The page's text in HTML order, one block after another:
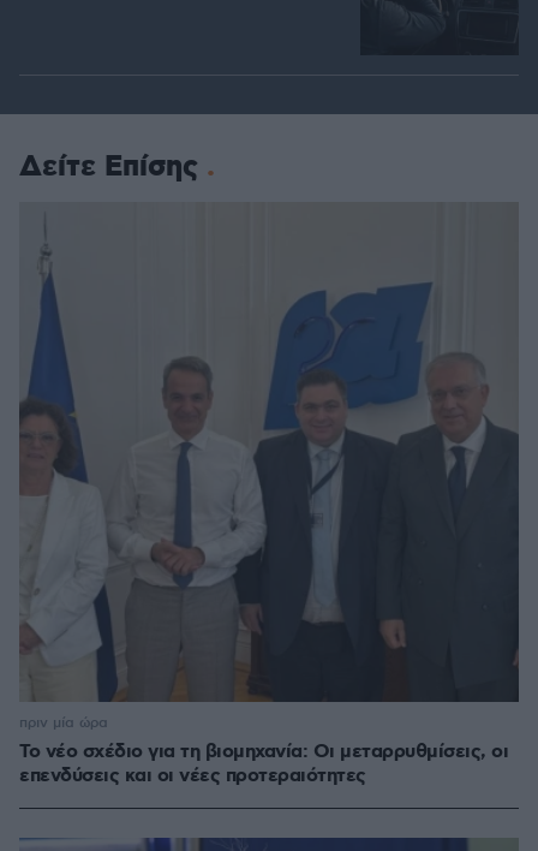
Δείτε Επίσης
Το νέο σχέδιο για τη βιομηχανία: Οι μεταρρυθμίσεις, οι
επενδύσεις και οι νέες προτεραιότητες
πριν μία ώρα